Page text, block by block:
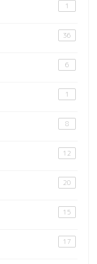
1
36
6
1
8
12
20
15
17